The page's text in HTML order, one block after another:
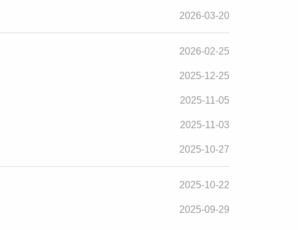
2026-03-20
2026-02-25
2025-12-25
2025-11-05
2025-11-03
2025-10-27
2025-10-22
2025-09-29